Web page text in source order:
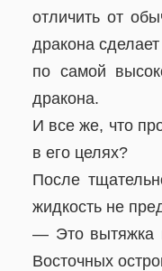
отличить от
дракона
по самой
дракона.
И все же, что
в его целях?
После
жидкость не
— Это вытяжка
Восточных